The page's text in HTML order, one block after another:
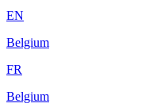
EN
Belgium
FR
Belgium